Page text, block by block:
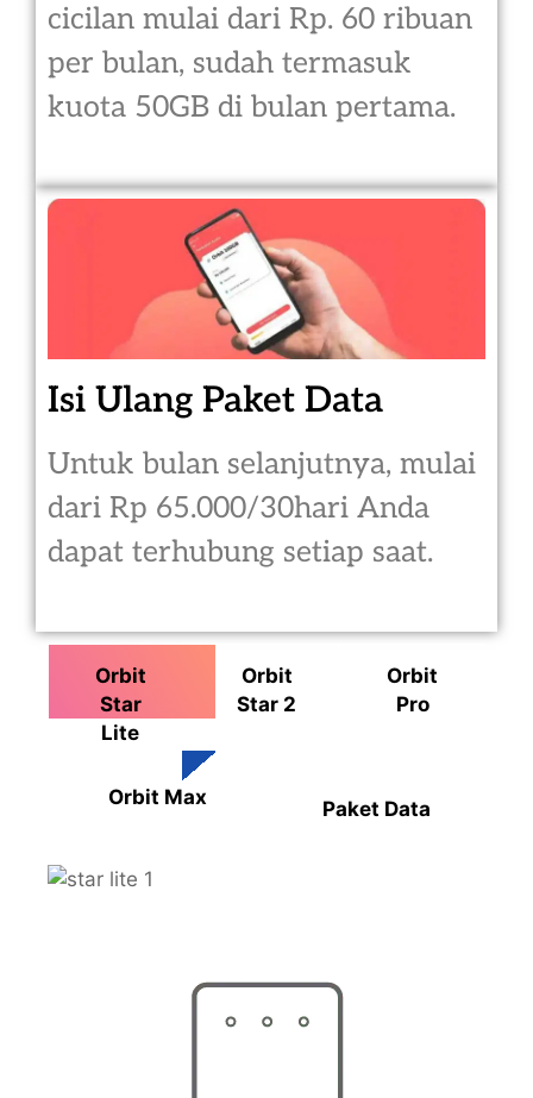
cicilan mulai dari Rp. 60 ribuan
per bulan, sudah termasuk
kuota 50GB di bulan pertama.
Isi Ulang Paket Data
Untuk bulan selanjutnya, mulai
dari Rp 65.000/30hari Anda
dapat terhubung setiap saat.
Orbit
Star
Lite
Orbit
Star 2
Orbit
Pro
Orbit Max Paket Data